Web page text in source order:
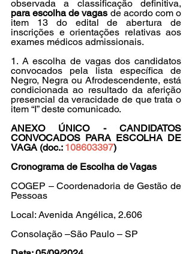
para escolha de vagas de acordo com o
item 13 do edital de abertura de
inscrições e orientações relativas aos
exames médicos admissionais.
1. A escolha de vagas dos candidatos
convocados pela lista específica de
Negro, Negra ou Afrodescendente, está
condicionada ao resultado da aferição
presencial da veracidade de que trata o
item “I” deste comunicado.
ANEXO ÚNICO - CANDIDATOS
CONVOCADOS PARA ESCOLHA DE
VAGA (doc.: 108603397)
Cronograma de Escolha de Vagas
COGEP – Coordenadoria de Gestão de
Pessoas
Local: Avenida Angélica, 2.606
Consolação –São Paulo – SP